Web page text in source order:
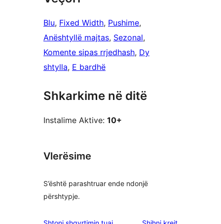
Blu, Fixed Width, Pushime
Anështyllë majtas, Sezonal
Komente sipas rrjedhash, Dy
shtylla, E bardhë
Shkarkime në ditë
Instalime Aktive: 10+
Vlerësime
S’është parashtruar ende ndonjë
përshtypje.
shqyrtimet